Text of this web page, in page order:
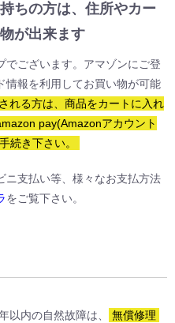
年早い段階で売り切れとなって
かりましたら、是非お早めにご
のタグが無くなると記載され
ザインやサイズが変わる事情が
かった為、検討した結果今期か
を同封するという形となりまし
は全面的に写真も撮影し直す予
ちの方は、住所やカー
が出来ます
でございます。アマゾンにご登
情報を利用してお買い物が可能
れる方は、商品をカートに入れ
pay(Amazonアカウント
続き下さい。
ニ支払い等、様々なお支払方法
をご覧下さい。
以内の自然故障は、
無償修理